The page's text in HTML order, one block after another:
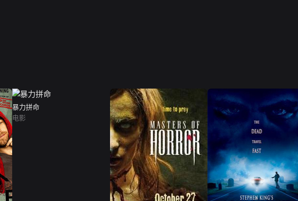
暴力拼命
电影